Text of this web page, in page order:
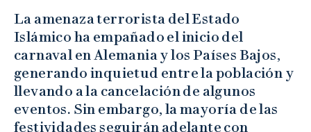
La amenaza terrorista del Estado
Islámico ha empañado el inicio del
carnaval en Alemania y los Países Bajos,
generando inquietud entre la población y
llevando a la cancelación de algunos
eventos. Sin embargo, la mayoría de las
festividades seguirán adelante con